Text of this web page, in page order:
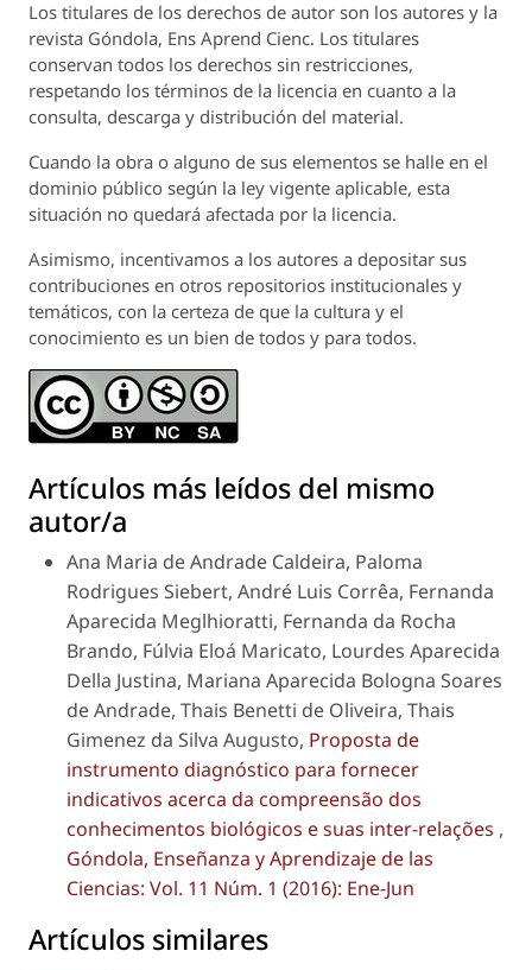
Los titulares de los derechos de autor son los autores y la
revista Góndola, Ens Aprend Cienc. Los titulares
conservan todos los derechos sin restricciones,
respetando los términos de la licencia en cuanto a la
consulta, descarga y distribución del material.
Cuando la obra o alguno de sus elementos se halle en el
dominio público según la ley vigente aplicable, esta
situación no quedará afectada por la licencia.
Asimismo, incentivamos a los autores a depositar sus
contribuciones en otros repositorios institucionales y
temáticos, con la certeza de que la cultura y el
conocimiento es un bien de todos y para todos.
Artículos más leídos del mismo
autor/a
Ana Maria de Andrade Caldeira, Paloma
Rodrigues Siebert, André Luis Corrêa, Fernanda
Aparecida Meglhioratti, Fernanda da Rocha
Brando, Fúlvia Eloá Maricato, Lourdes Aparecida
Della Justina, Mariana Aparecida Bologna Soares
de Andrade, Thais Benetti de Oliveira, Thais
Gimenez da Silva Augusto, Proposta de
instrumento diagnóstico para fornecer
indicativos acerca da compreensão dos
conhecimentos biológicos e suas inter-relações ,
Góndola, Enseñanza y Aprendizaje de las
Ciencias: Vol. 11 Núm. 1 (2016): Ene-Jun
Artículos similares